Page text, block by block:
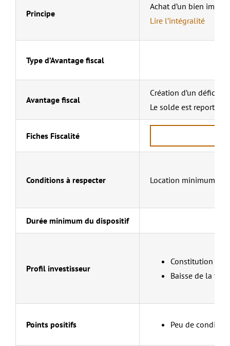
Principe
Achat d’un bien
Lire l’intégralité
Type d’Avantage fiscal
Avantage fiscal
Création d’un déficit
Le solde est
Fiches Fiscalité
Conditions à respecter Location minimum de
Durée minimum du dispositif
Profil investisseur
Constitution de
Baisse de la
Points positifs Peu de